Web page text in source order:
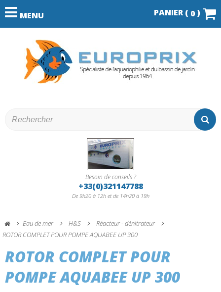
MENU PANIER ( 0 )
Besoin de conseils ?
+33(0)321147788
De 9h20 à 12h et de 14h20 à 19h
Eau de mer H&S
Réacteur - dénitrateur
ROTOR COMPLET POUR POMPE AQUABEE UP 300
ROTOR COMPLET POUR
POMPE AQUABEE UP 300